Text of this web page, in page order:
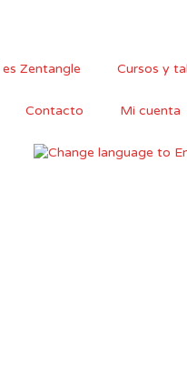
Zentangle Cursos y
Contacto Mi cuenta